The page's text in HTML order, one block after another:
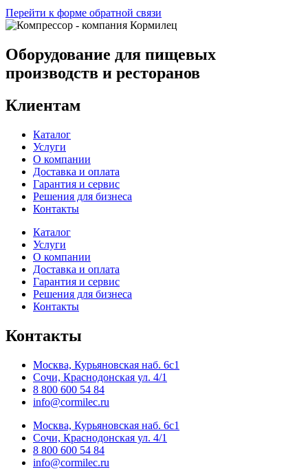
Перейти к форме обратной связи
Оборудование для пищевых
производств и ресторанов
Клиентам
Каталог
Услуги
О компании
Доставка и оплата
Гарантия и сервис
Решения для бизнеса
Контакты
Каталог
Услуги
О компании
Доставка и оплата
Гарантия и сервис
Решения для бизнеса
Контакты
Контакты
Москва, Курьяновская наб. 6с1
Сочи, Краснодонская ул. 4/1
8 800 600 54 84
info@cormilec.ru
Москва, Курьяновская наб. 6с1
Сочи, Краснодонская ул. 4/1
8 800 600 54 84
info@cormilec.ru